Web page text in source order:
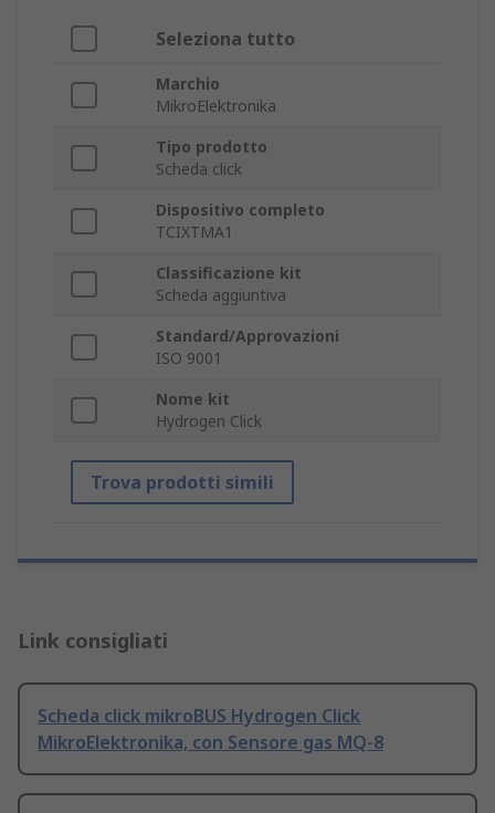
Seleziona tutto
Marchio
MikroElektronika
Tipo prodotto
Scheda click
Dispositivo completo
TCIXTMA1
Classificazione kit
Scheda aggiuntiva
Standard/Approvazioni
ISO 9001
Nome kit
Hydrogen Click
Trova prodotti simili
Link consigliati
Scheda click mikroBUS Hydrogen Click
MikroElektronika, con Sensore gas MQ-8